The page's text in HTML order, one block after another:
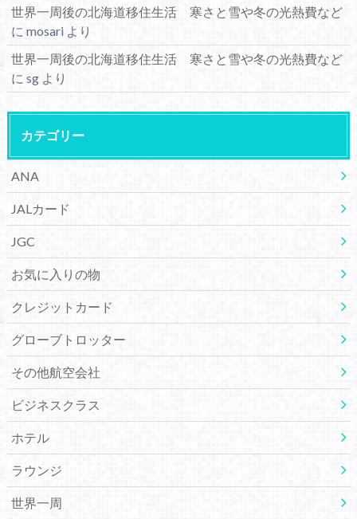
世界一周後の北海道移住生活 寒さと雪や冬の光熱費など
に mosariより
世界一周後の北海道移住生活 寒さと雪や冬の光熱費など
に sgより
カテゴリー
ANA
JALカード
JGC
お気に入りの物
クレジットカード
グローブトロッター
その他航空会社
ビジネスクラス
ホテル
ラウンジ
世界一周